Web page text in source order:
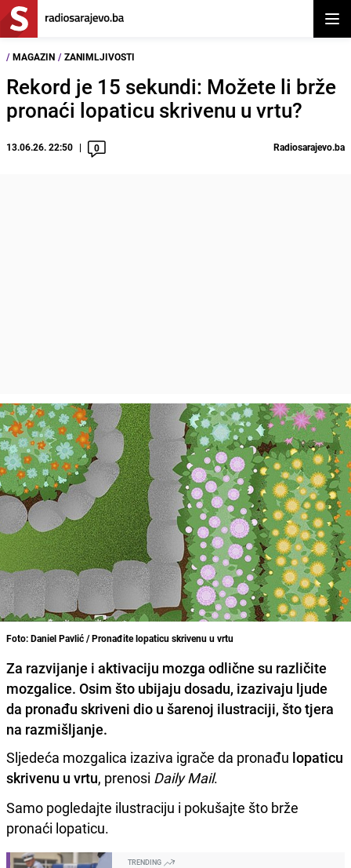
/ MAGAZIN / ZANIMLJIVOSTI
Rekord je 15 sekundi: Možete li brže
pronaći lopaticu skrivenu u vrtu?
13.06.26. 22:50 0 Radiosarajevo.ba
Foto: Daniel Pavlić / Pronađite lopaticu skrivenu u vrtu
Za razvijanje i aktivaciju mozga odlične su različite
mozgalice. Osim što ubijaju dosadu, izazivaju ljude
da pronađu skriveni dio u šarenoj ilustraciji, što tjera
na razmišljanje.
Sljedeća mozgalica izaziva igrače da pronađu lopaticu
skrivenu u vrtu, prenosi Daily Mail.
Samo pogledajte ilustraciju i pokušajte što brže
pronaći lopaticu.
TRENDING